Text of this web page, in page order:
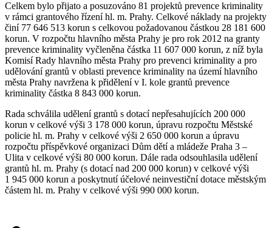
Celkem bylo přijato a posuzováno 81 projektů prevence kriminality
v rámci grantového řízení hl. m. Prahy. Celkové náklady na projekty
činí 77 646 513 korun s celkovou požadovanou částkou 28 181 600
korun. V rozpočtu hlavního města Prahy je pro rok 2012 na granty
prevence kriminality vyčleněna částka 11 607 000 korun, z níž byla
Komisí Rady hlavního města Prahy pro prevenci kriminality a pro
udělování grantů v oblasti prevence kriminality na území hlavního
města Prahy navržena k přidělení v I. kole grantů prevence
kriminality částka 8 843 000 korun.
Rada schválila udělení grantů s dotací nepřesahujících 200 000
korun v celkové výši 3 178 000 korun, úpravu rozpočtu Městské
policie hl. m. Prahy v celkové výši 2 650 000 korun a úpravu
rozpočtu příspěvkové organizaci Dům dětí a mládeže Praha 3 –
Ulita v celkové výši 80 000 korun. Dále rada odsouhlasila udělení
grantů hl. m. Prahy (s dotací nad 200 000 korun) v celkové výši
1 945 000 korun a poskytnutí účelové neinvestiční dotace městským
částem hl. m. Prahy v celkové výši 990 000 korun.